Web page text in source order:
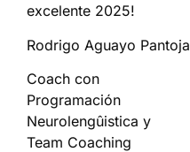
excelente 2025!
Rodrigo Aguayo Pantoja
Coach con
Programación
Neurolengûistica y
Team Coaching